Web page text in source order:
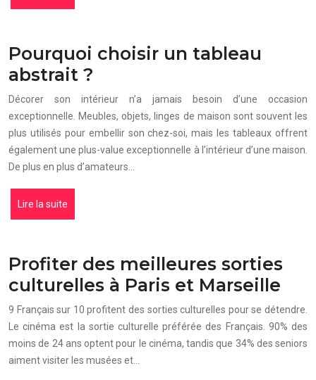
Pourquoi choisir un tableau
abstrait ?
Décorer son intérieur n’a jamais besoin d’une occasion
exceptionnelle. Meubles, objets, linges de maison sont souvent les
plus utilisés pour embellir son chez-soi, mais les tableaux offrent
également une plus-value exceptionnelle à l’intérieur d’une maison.
De plus en plus d’amateurs…
Lire la suite
Profiter des meilleures sorties
culturelles à Paris et Marseille
9 Français sur 10 profitent des sorties culturelles pour se détendre.
Le cinéma est la sortie culturelle préférée des Français. 90% des
moins de 24 ans optent pour le cinéma, tandis que 34% des seniors
aiment visiter les musées et…